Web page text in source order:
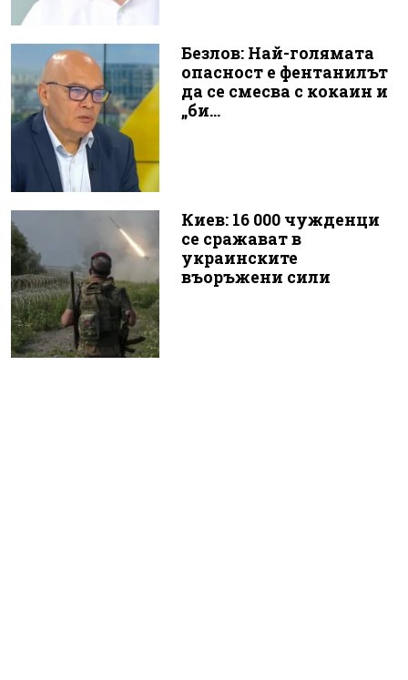
Безлов: Най-голямата
опасност е фентанилът
да се смесва с кокаин и
„би...
Киев: 16 000 чужденци
се сражават в
украинските
въоръжени сили